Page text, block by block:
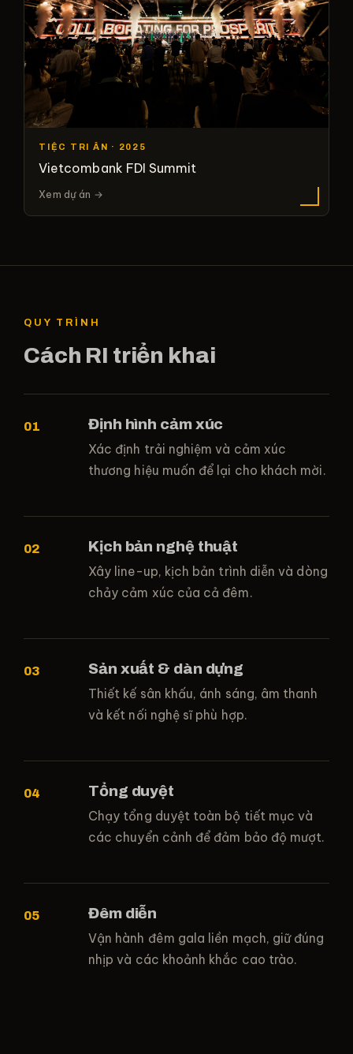
TIỆC TRI ÂN · 2025
Vietcombank FDI Summit
Xem dự án →
QUY TRÌNH
Cách RI triển khai
Định hình cảm xúc
Xác định trải nghiệm và cảm xúc
thương hiệu muốn để lại cho khách mời.
Kịch bản nghệ thuật
Xây line-up, kịch bản trình diễn và dòng
chảy cảm xúc của cả đêm.
Sản xuất & dàn dựng
Thiết kế sân khấu, ánh sáng, âm thanh
và kết nối nghệ sĩ phù hợp.
Tổng duyệt
Chạy tổng duyệt toàn bộ tiết mục và
các chuyển cảnh để đảm bảo độ mượt.
Đêm diễn
Vận hành đêm gala liền mạch, giữ đúng
nhịp và các khoảnh khắc cao trào.